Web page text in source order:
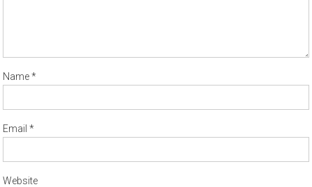
Name*
Email*
Website